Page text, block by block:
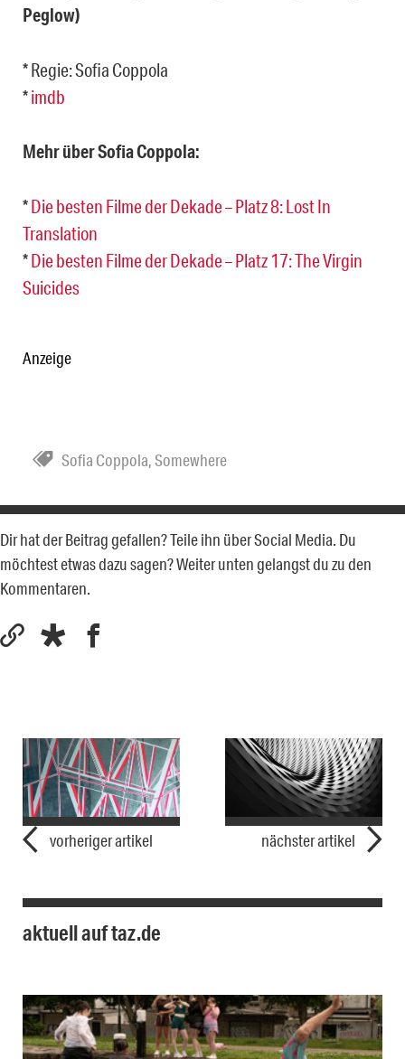
Peglow)
* Regie: Sofia Coppola
*imdb
Mehr über Sofia Coppola:
*Die besten Filme der Dekade – Platz 8: Lost In
Translation
*Die besten Filme der Dekade – Platz 17: The Virgin
Suicides
Anzeige
Sofia Coppola,Somewhere
Dir hat der Beitrag gefallen? Teile ihn über Social Media. Du
möchtest etwas dazu sagen? Weiter unten gelangst du zu den
Kommentaren.
vorheriger artikel nächster artikel
aktuell auf taz.de